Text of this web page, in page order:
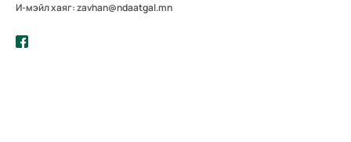
И-мэйл хаяг: zavhan@ndaatgal.mn